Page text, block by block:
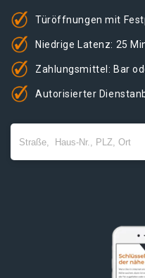
Türöffnungen mit
Niedrige Latenz: 25
Zahlungsmittel: Bar
Autorisierter